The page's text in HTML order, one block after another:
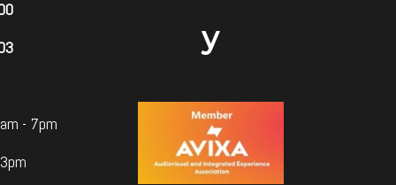
- 7pm
y